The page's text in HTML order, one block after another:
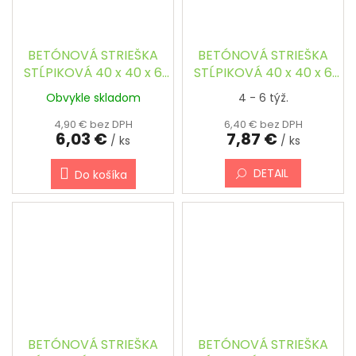
BETÓNOVÁ STRIEŠKA
STĹPIKOVÁ 40 x 40 x 6
cm - ŠTVORCOVÁ,
ŠIKMÁ
Obvykle skladom
4,90 € bez DPH
6,03 € / ks
Do košíka
BETÓNOVÁ STRIEŠKA
STĹPIKOVÁ 40 x 40 x 6
cm - ŠTVORCOVÁ,
ŠIKMÁ, FAREBNÁ
4 - 6 týž.
6,40 € bez DPH
7,87 € / ks
DETAIL
BETÓNOVÁ STRIEŠKA
BETÓNOVÁ STRIEŠKA